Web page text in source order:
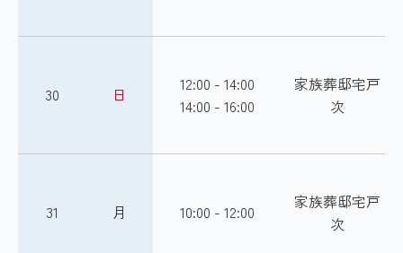
30 日
12:00 - 14:00
14:00 - 16:00
家族葬邸宅戸
次
31 月 10:00 - 12:00
家族葬邸宅戸
次